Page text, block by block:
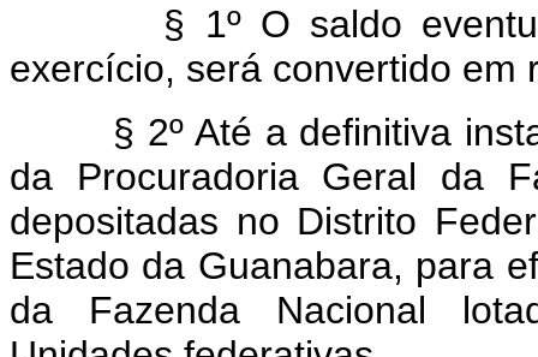
§ 1º O saldo
exercício, será convertido em
§ 2º Até a definitiva
da Procuradoria Geral da
depositadas no Distrito
Estado da Guanabara, para
da Fazenda Nacional